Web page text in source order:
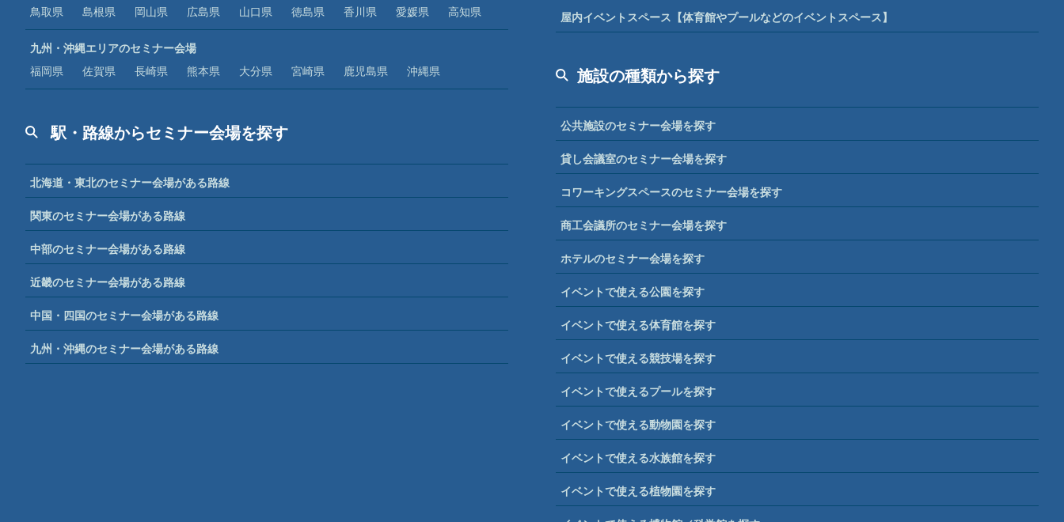
鳥取県
島根県 岡山県 広島県 山口県 徳島県 香川県 愛媛県 高知県
九州・沖縄エリアのセミナー会場
福岡県
佐賀県 長崎県 熊本県 大分県 宮崎県 鹿児島県 沖縄県
駅・路線からセミナー会場を探す
北海道・東北のセミナー会場がある路線
関東のセミナー会場がある路線
中部のセミナー会場がある路線
近畿のセミナー会場がある路線
中国・四国のセミナー会場がある路線
九州・沖縄のセミナー会場がある路線
屋内イベントスペース【体育館やプールなどのイベントスペース】
施設の種類から探す
公共施設のセミナー会場を探す
貸し会議室のセミナー会場を探す
コワーキングスペースのセミナー会場を探す
商工会議所のセミナー会場を探す
ホテルのセミナー会場を探す
イベントで使える公園を探す
イベントで使える体育館を探す
イベントで使える競技場を探す
イベントで使えるプールを探す
イベントで使える動物園を探す
イベントで使える水族館を探す
イベントで使える植物園を探す